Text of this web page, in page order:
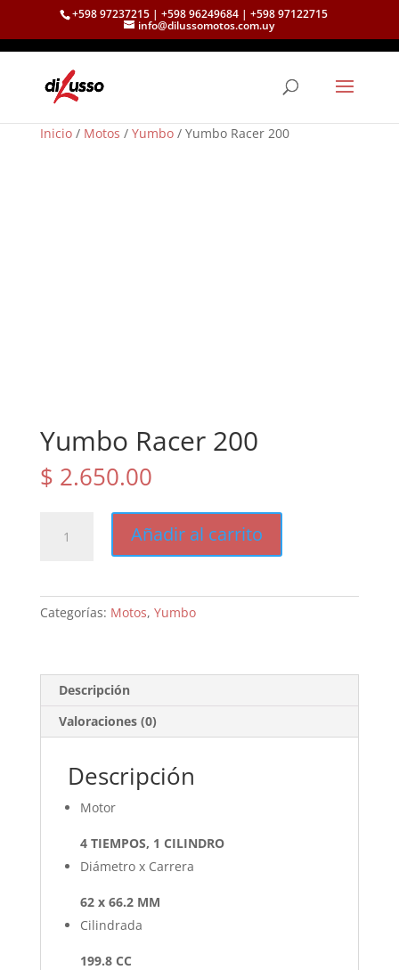
+598 97237215 | +598 96249684 | +598 97122715
info@dilussomotos.com.uy
Inicio/ Motos / Yumbo/ Yumbo Racer 200
Yumbo Racer 200
$ 2.650.00
Racer
Añadir al carrito
Categorías: Motos, Yumbo
Descripción
Valoraciones (0)
Descripción
Motor
4 TIEMPOS, 1 CILINDRO
Diámetro x Carrera
62 x 66.2 MM
Cilindrada
199.8 CC